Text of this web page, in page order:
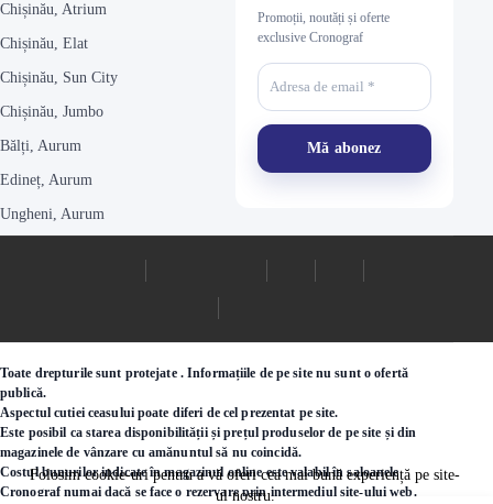
Folosim cookie-uri pentru a vă oferi cea mai bună experiență pe site-
ul nostru.
Chișinău, Atrium
Chișinău, Elat
Chișinău, Sun City
Chișinău, Jumbo
Bălți, Aurum
Edineț, Aurum
Ungheni, Aurum
Promoții, noutăți și oferte
exclusive Cronograf
Toate drepturile sunt protejate . Informațiile de pe site nu sunt o ofertă
publică.
Aspectul cutiei ceasului poate diferi de cel prezentat pe site.
Este posibil ca starea disponibilității și prețul produselor de pe site și din
magazinele de vânzare cu amănuntul să nu coincidă.
Costul bunurilor indicate în magazinul online este valabil în saloanele
Cronograf numai dacă se face o rezervare prin intermediul site-ului web.